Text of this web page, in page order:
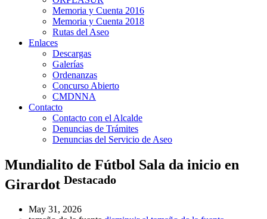
Memoria y Cuenta 2016
Memoria y Cuenta 2018
Rutas del Aseo
Enlaces
Descargas
Galerías
Ordenanzas
Concurso Abierto
CMDNNA
Contacto
Contacto con el Alcalde
Denuncias de Trámites
Denuncias del Servicio de Aseo
Mundialito de Fútbol Sala da inicio en
Girardot Destacado
May 31, 2026